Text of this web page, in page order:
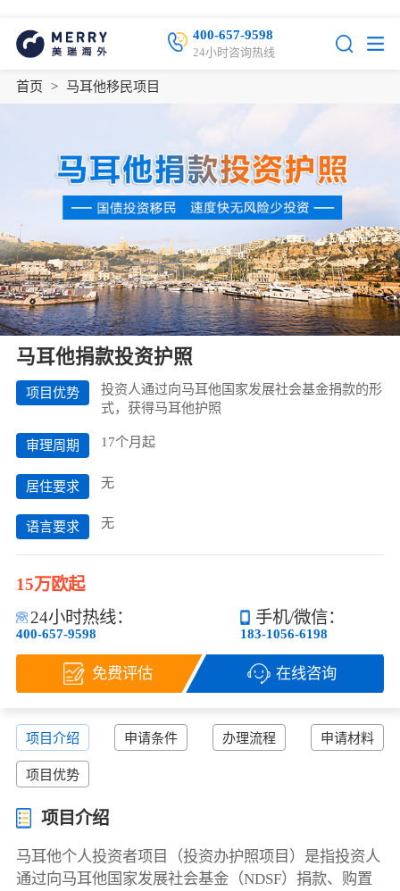
400-657-9598
24小时咨询热线
首页 > 马耳他移民项目
马耳他捐款投资护照
项目优势
投资人通过向马耳他国家发展社会基金捐款的形
式，获得马耳他护照
审理周期 17个月起
居住要求 无
语言要求 无
15万欧起
24小时热线：
400-657-9598
手机/微信：
183-1056-6198
免费评估 在线咨询
项目介绍 申请条件 办理流程 申请材料
项目优势
项目介绍
马耳他个人投资者项目（投资办护照项目）是指投资人
通过向马耳他国家发展社会基金（NDSF）捐款、购置